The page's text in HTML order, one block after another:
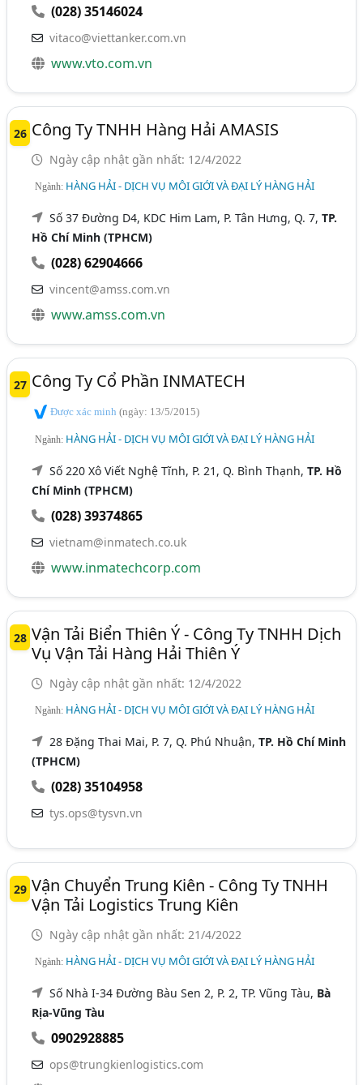
(028) 35146024
vitaco@viettanker.com.vn
www.vto.com.vn
26 Công Ty TNHH Hàng Hải AMASIS
Ngày cập nhật gần nhất: 12/4/2022
Ngành: HÀNG HẢI - DỊCH VỤ MÔI GIỚI VÀ ĐẠI LÝ HÀNG HẢI
Số 37 Đường D4, KDC Him Lam, P. Tân Hưng, Q. 7,TP.
Hồ Chí Minh (TPHCM)
(028) 62904666
vincent@amss.com.vn
www.amss.com.vn
27 Công Ty Cổ Phần INMATECH
Được xác minh(ngày: 13/5/2015)
Ngành: HÀNG HẢI - DỊCH VỤ MÔI GIỚI VÀ ĐẠI LÝ HÀNG HẢI
Số 220 Xô Viết Nghệ Tĩnh, P. 21, Q. Bình Thạnh,TP. Hồ
Chí Minh (TPHCM)
(028) 39374865
vietnam@inmatech.co.uk
www.inmatechcorp.com
28 Vận Tải Biển Thiên Ý - Công Ty TNHH Dịch
Vụ Vận Tải Hàng Hải Thiên Ý
Ngày cập nhật gần nhất: 12/4/2022
Ngành: HÀNG HẢI - DỊCH VỤ MÔI GIỚI VÀ ĐẠI LÝ HÀNG HẢI
28 Đặng Thai Mai, P. 7, Q. Phú Nhuận,TP. Hồ Chí Minh
(TPHCM)
(028) 35104958
tys.ops@tysvn.vn
29 Vận Chuyển Trung Kiên - Công Ty TNHH
Vận Tải Logistics Trung Kiên
Ngày cập nhật gần nhất: 21/4/2022
Ngành: HÀNG HẢI - DỊCH VỤ MÔI GIỚI VÀ ĐẠI LÝ HÀNG HẢI
Số Nhà I-34 Đường Bàu Sen 2, P. 2, TP. Vũng Tàu, Bà
Rịa-Vũng Tàu
0902928885
ops@trungkienlogistics.com